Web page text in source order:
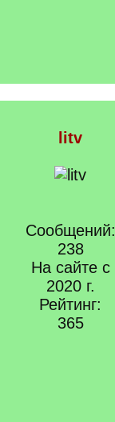
litv
Сообщений:
238
На сайте с
2020 г.
Рейтинг:
365